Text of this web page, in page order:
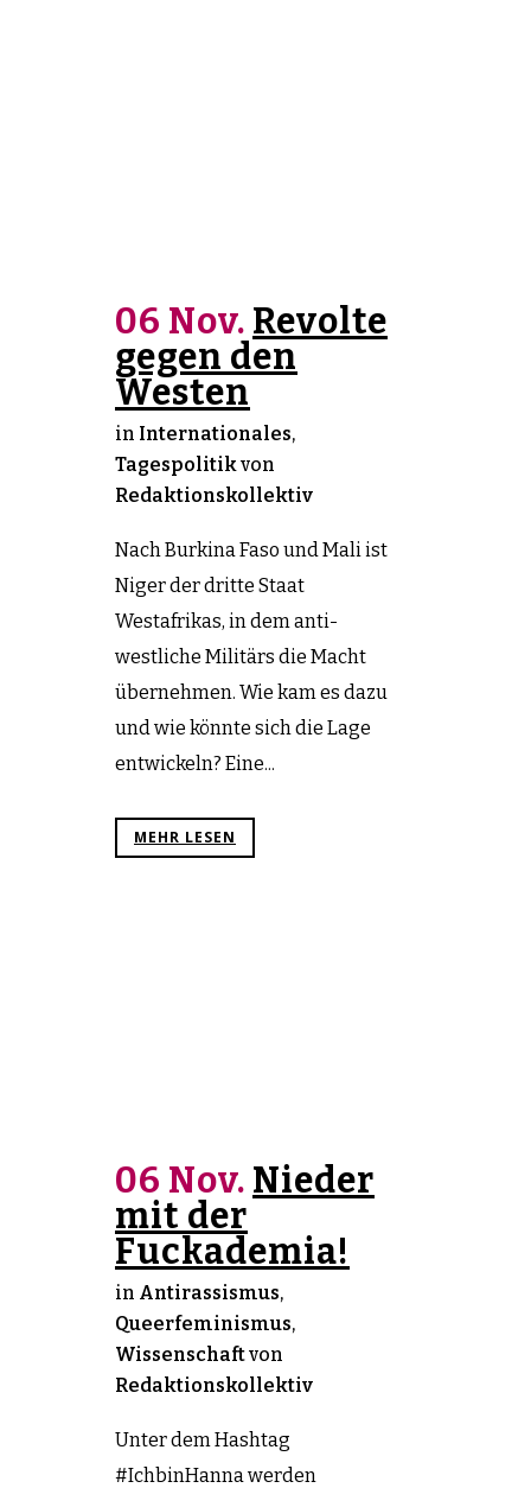
06 Nov. Revolte
gegen den
Westen
in Internationales,
Tagespolitik von
Redaktionskollektiv
Nach Burkina Faso und Mali ist
Niger der dritte Staat
Westafrikas, in dem anti-
westliche Militärs die Macht
übernehmen. Wie kam es dazu
und wie könnte sich die Lage
entwickeln? Eine...
MEHR LESEN
06 Nov. Nieder
mit der
Fuckademia!
in Antirassismus,
Queerfeminismus,
Wissenschaftvon
Redaktionskollektiv
Unter dem Hashtag
#IchbinHanna werden